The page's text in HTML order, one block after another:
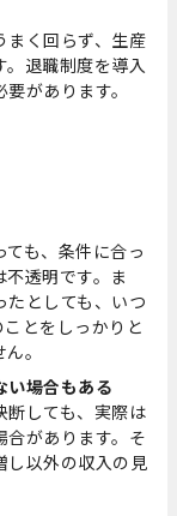
まく回らず、生産
退職制度を導入
があります。
も、条件に合っ
透明です。 ま
たとしても、いつ
とをしっかりと
。
い場合もある
断しても、実際は
合があります。そ
し以外の収入の見